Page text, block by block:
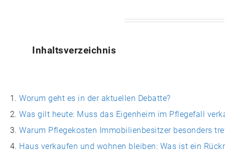
Inhaltsverzeichnis
Worum geht es in der aktuellen Debatte?
Was gilt heute: Muss das Eigenheim im Pflegefall
Warum Pflegekosten Immobilienbesitzer besonders
Haus verkaufen und wohnen bleiben: Was ist ein